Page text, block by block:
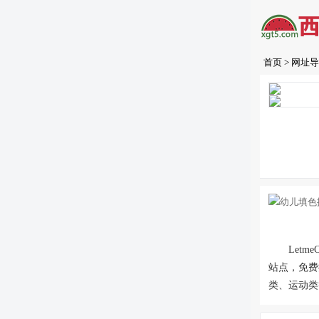
首页> 网址
站点，免
类、运动